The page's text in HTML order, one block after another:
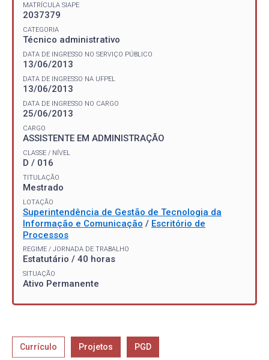
MATRÍCULA SIAPE
2037379
CATEGORIA
Técnico administrativo
DATA DE INGRESSO NO SERVIÇO PÚBLICO
13/06/2013
DATA DE INGRESSO NA UFPEL
13/06/2013
DATA DE INGRESSO NO CARGO
25/06/2013
CARGO
ASSISTENTE EM ADMINISTRAÇÃO
CLASSE / NÍVEL
D / 016
TITULAÇÃO
Mestrado
LOTAÇÃO
Superintendência de Gestão de Tecnologia da
Informação e Comunicação / Escritório de
Processos
REGIME / JORNADA DE TRABALHO
Estatutário / 40 horas
SITUAÇÃO
Ativo Permanente
Currículo Projetos PGD